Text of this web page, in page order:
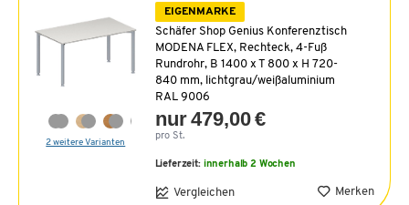
2 weitere Varianten
EIGENMARKE
Schäfer Shop Genius Konferenztisch
MODENA FLEX, Rechteck, 4-Fuß
Rundrohr, B 1400 x T 800 x H 720-
840 mm, lichtgrau/weißaluminium
RAL 9006
nur 479,00 €
pro St.
Lieferzeit: innerhalb 2 Wochen
Vergleichen Merken